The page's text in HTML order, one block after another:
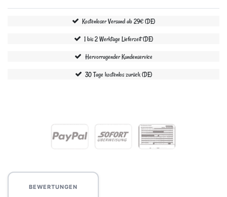
Kostenloser Versand ab 29€ (DE)
1 bis 2 Werktage Lieferzeit (DE)
Hervorragender Kundenservice
30 Tage kostenlos zurück (DE)
BEWERTUNGEN